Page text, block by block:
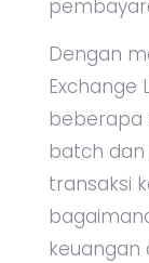
Dengan
Exchange
beberapa
batch dan
transaksi
keuangan